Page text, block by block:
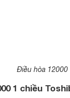
Điều hòa 12000
1 chiều